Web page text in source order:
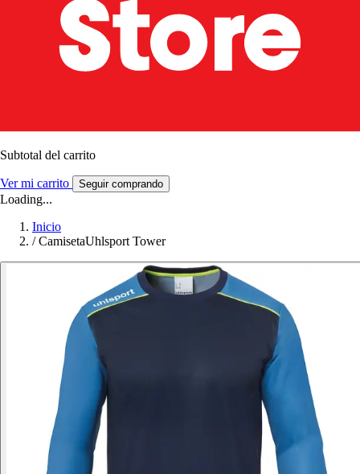
Subtotal del carrito
Ver mi carrito Seguir comprando
Loading...
Inicio
/ CamisetaUhlsport Tower